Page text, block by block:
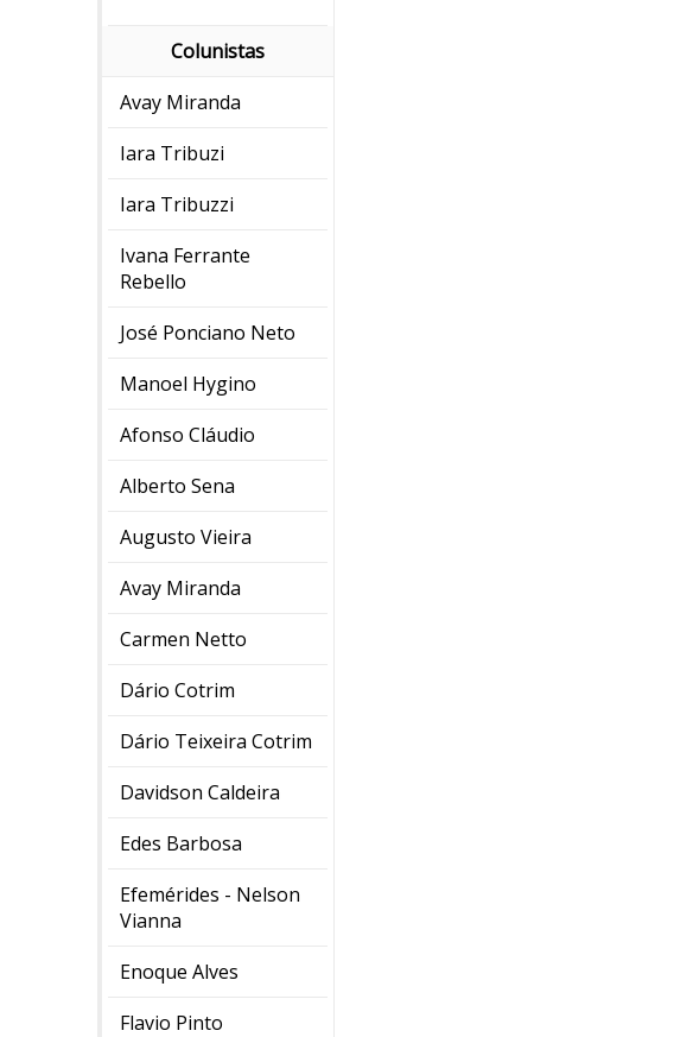
Colunistas
Avay Miranda
Iara Tribuzi
Iara Tribuzzi
Ivana Ferrante
Rebello
José Ponciano Neto
Manoel Hygino
Afonso Cláudio
Alberto Sena
Augusto Vieira
Avay Miranda
Carmen Netto
Dário Cotrim
Dário Teixeira Cotrim
Davidson Caldeira
Edes Barbosa
Efemérides - Nelson
Vianna
Enoque Alves
Flavio Pinto